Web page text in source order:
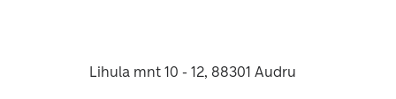
Lihula mnt 10 - 12, 88301 Audru